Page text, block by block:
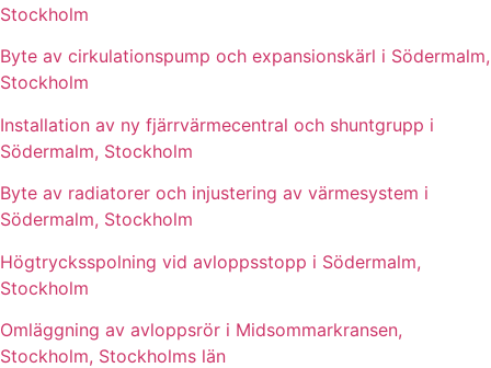
Stockholm
Byte av cirkulationspump och expansionskärl i Södermalm,
Stockholm
Installation av ny fjärrvärmecentral och shuntgrupp i
Södermalm, Stockholm
Byte av radiatorer och injustering av värmesystem i
Södermalm, Stockholm
Högtrycksspolning vid avloppsstopp i Södermalm,
Stockholm
Omläggning av avloppsrör i Midsommarkransen,
Stockholm, Stockholms län